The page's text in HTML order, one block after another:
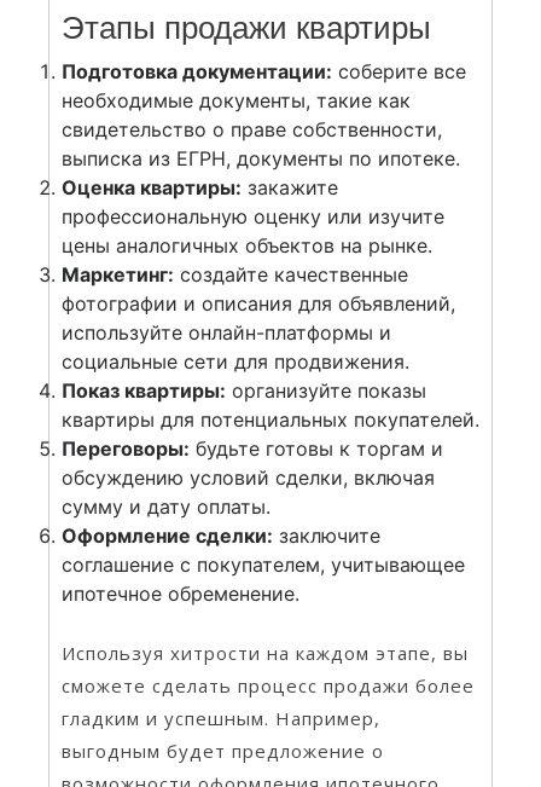
Этапы продажи квартиры
Подготовка документации: соберите все
необходимые документы, такие как
свидетельство о праве собственности,
выписка из ЕГРН, документы по ипотеке.
Оценка квартиры: закажите
профессиональную оценку или изучите
цены аналогичных объектов на рынке.
Маркетинг: создайте качественные
фотографии и описания для объявлений,
используйте онлайн-платформы и
социальные сети для продвижения.
Показ квартиры: организуйте показы
квартиры для потенциальных покупателей.
Переговоры: будьте готовы к торгам и
обсуждению условий сделки, включая
сумму и дату оплаты.
Оформление сделки: заключите
соглашение с покупателем, учитывающее
ипотечное обременение.
Используя хитрости на каждом этапе, вы
сможете сделать процесс продажи более
гладким и успешным. Например,
выгодным будет предложение о